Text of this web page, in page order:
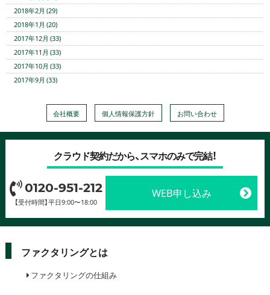
2018年2月 (29)
2018年1月 (20)
2017年12月 (33)
2017年11月 (33)
2017年10月 (33)
2017年9月 (33)
会社概要 個人情報保護方針 お問い合わせ
クラウド契約だから、スマホのみで完結！
0120-951-212
【受付時間】平日9:00〜18:00
WEB申し込み
ファクタリングとは
ファクタリングの仕組み